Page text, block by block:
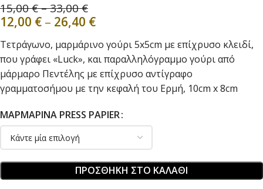
15,00€ – 33,00€
12,00 € – 26,40 €
Τετράγωνο, μαρμάρινο γούρι 5x5cm με επίχρυσο κλειδί,
που γράφει «Luck», και παραλληλόγραμμο γούρι από
μάρμαρο Πεντέλης με επίχρυσο αντίγραφο
γραμματοσήμου με την κεφαλή του Ερμή, 10cm x 8cm
ΜΑΡΜΆΡΙΝΑ PRESS PAPIER
ΠΡΟΣΘΉΚΗ ΣΤΟ ΚΑΛΆΘΙ